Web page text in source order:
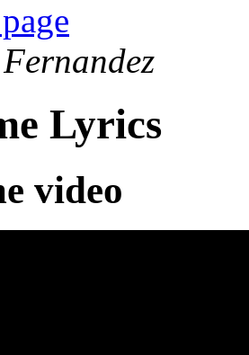
Lyrics
video